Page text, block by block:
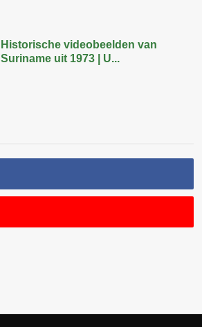
Historische videobeelden van
Suriname uit 1973 | U...